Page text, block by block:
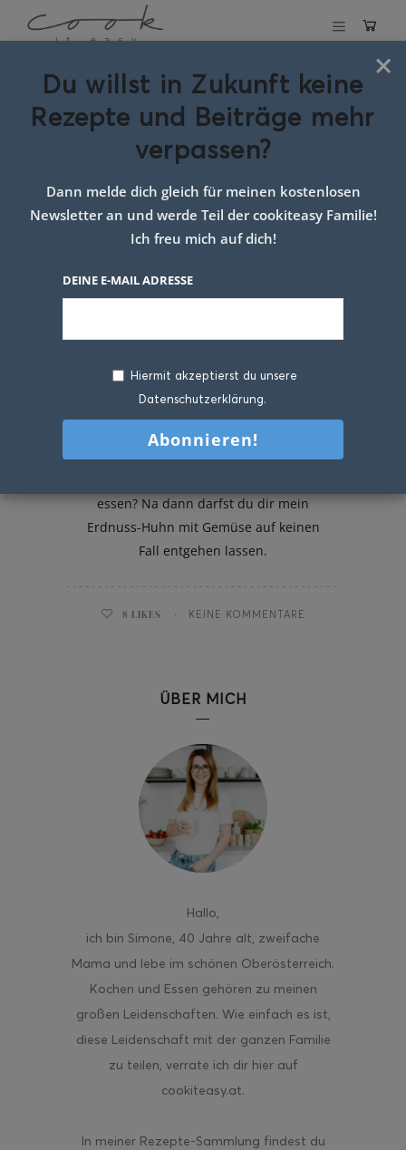
Schlagwort:
chinesisch kochen
Erdnuss-Huhn mit Gemüse
essen? Na dann darfst du dir mein
Erdnuss-Huhn mit Gemüse auf keinen
Fall entgehen lassen.
8 LIKES KEINE KOMMENTARE
ÜBER MICH
Hallo,
ich bin Simone, 40 Jahre alt, zweifache
Mama und lebe im schönen Oberösterreich.
Kochen und Essen gehören zu meinen
großen Leidenschaften. Wie einfach es ist,
diese Leidenschaft mit der ganzen Familie
zu teilen, verrate ich dir hier auf
cookiteasy.at.
In meiner Rezepte-Sammlung findest du
×
Du willst in Zukunft keine
Rezepte und Beiträge mehr
verpassen?
Dann melde dich gleich für meinen kostenlosen
Newsletter an und werde Teil der cookiteasy Familie!
Ich freu mich auf dich!
DEINE E-MAIL ADRESSE
Hiermit akzeptierst du unsere
Datenschutzerklärung.